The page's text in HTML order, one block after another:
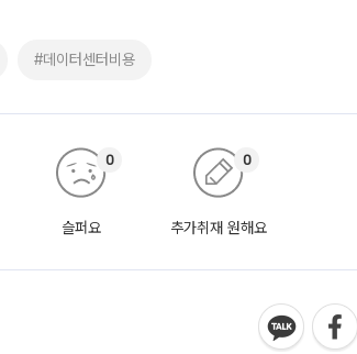
#데이터센터비용
슬퍼요
0
추가취재 원해요
0